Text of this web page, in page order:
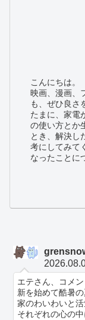
こんにちは。
映画、漫画、
も、ぜひ良さ
たまに、家電
の使い方とか
とき、解決し
考にしてみて
なったことに
エテさん、コメ
新を始めて酷暑
家のわいわいと
それぞれの心の